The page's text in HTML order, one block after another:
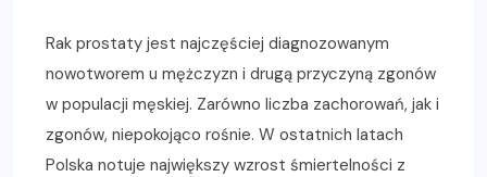
Rak prostaty jest najczęściej diagnozowanym
nowotworem u mężczyzn i drugą przyczyną zgonów
w populacji męskiej. Zarówno liczba zachorowań, jak i
zgonów, niepokojąco rośnie. W ostatnich latach
Polska notuje największy wzrost śmiertelności z